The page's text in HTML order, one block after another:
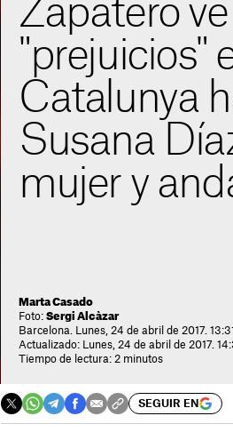
Zapatero ve
"prejuicios"
Catalunya
Susana
mujer y
Marta Casado
Foto: Sergi Alcàzar
Barcelona. Lunes, 24 de abril de 2017. 13:31
Actualizado: Lunes, 24 de abril de 2017.
Tiempo de lectura: 2 minutos
SEGUIR EN